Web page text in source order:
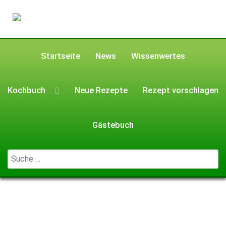
Startseite News Wissenwertes
Kochbuch Neue Rezepte Rezept vorschlagen
Gästebuch